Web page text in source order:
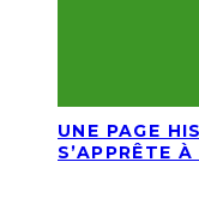
UNE PAGE
S’APPRÊTE